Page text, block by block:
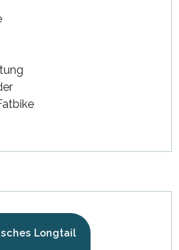
Longtail